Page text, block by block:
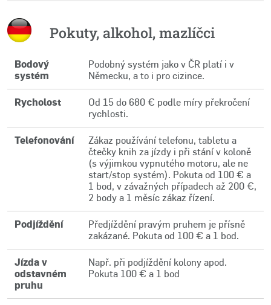
Pokuty, alkohol, mazlíčci
Bodový
systém
Podobný systém jako v ČR platí i v
Německu, a to i pro cizince.
Rycholost
Od 15 do 680 € podle míry překročení
rychlosti.
Telefonování
Zákaz používání telefonu, tabletu a
čtečky knih za jízdy i při stání v koloně
(s výjimkou vypnutého motoru, ale ne
start/stop systém). Pokuta od 100 € a
1 bod, v závažných případech až 200 €,
2 body a 1 měsíc zákaz řízení.
Podjíždění
Předjíždění pravým pruhem je přísně
zakázané. Pokuta od 100 € a 1 bod.
Jízda v
odstavném
pruhu
Např. při podjíždění kolony apod.
Pokuta 100 € a 1 bod